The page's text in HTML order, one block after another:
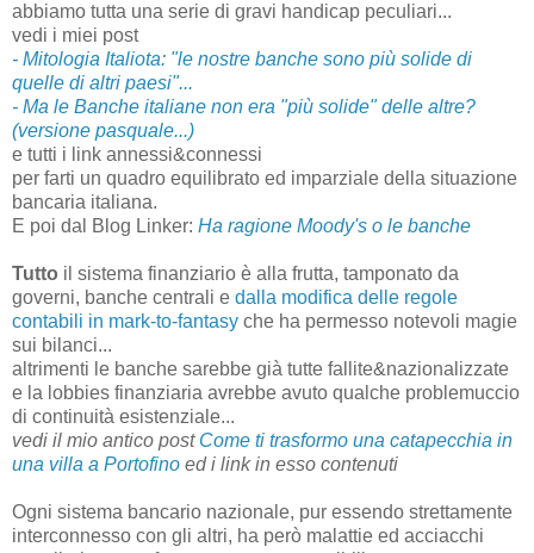
abbiamo tutta una serie di gravi handicap peculiari...
vedi i miei post
- Mitologia Italiota: "le nostre banche sono più solide di
quelle di altri paesi"...
- Ma le Banche italiane non era "più solide" delle altre?
(versione pasquale...)
e tutti i link annessi&connessi
per farti un quadro equilibrato ed imparziale della situazione
bancaria italiana.
E poi dal Blog Linker: Ha ragione Moody's o le banche
Tutto il sistema finanziario è alla frutta, tamponato da
governi, banche centrali e dalla modifica delle regole
contabili in mark-to-fantasy che ha permesso notevoli magie
sui bilanci...
altrimenti le banche sarebbe già tutte fallite&nazionalizzate
e la lobbies finanziaria avrebbe avuto qualche problemuccio
di continuità esistenziale...
vedi il mio antico postCome ti trasformo una catapecchia in
una villa a Portofino ed i link in esso contenuti
Ogni sistema bancario nazionale, pur essendo strettamente
interconnesso con gli altri, ha però malattie ed acciacchi